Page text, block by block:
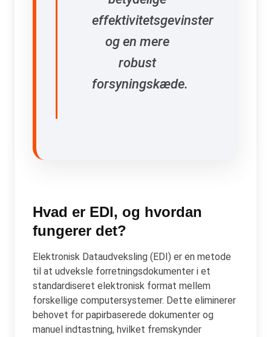
effektivitetsgevinster
og en mere
robust
forsyningskæde.
Hvad er EDI, og hvordan
fungerer det?
Elektronisk Dataudveksling (EDI) er en metode
til at udveksle forretningsdokumenter i et
standardiseret elektronisk format mellem
forskellige computersystemer. Dette eliminerer
behovet for papirbaserede dokumenter og
manuel indtastning, hvilket fremskynder